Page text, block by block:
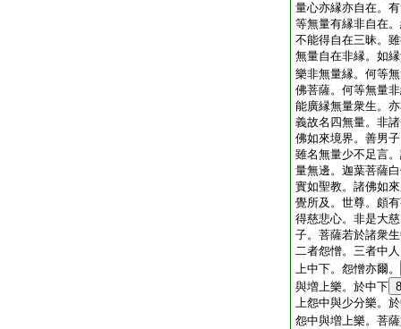
量心亦縁亦自在。
等無量有縁非自在
不能得自在三昧。
無量自在非縁。如
樂非無量縁。何等
佛菩薩。何等無量
能廣縁無量衆生。
義故名四無量。非
佛如來境界。善男
雖名無量少不足言
量無邊。迦葉菩薩
實如聖教。諸佛如
覺所及。世尊。頗
得慈悲心。非是大
子。菩薩若於諸衆
二者怨憎。三者中
上中下。怨憎亦爾。
與増上樂。於中下 8
上怨中與少分樂。
怨中與増上樂。菩